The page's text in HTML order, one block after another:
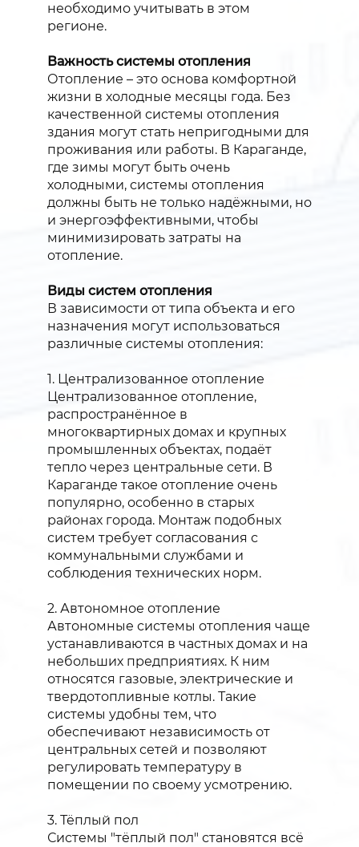
необходимо учитывать в этом
регионе.
Важность системы отопления
Отопление – это основа комфортной
жизни в холодные месяцы года. Без
качественной системы отопления
здания могут стать непригодными для
проживания или работы. В Караганде,
где зимы могут быть очень
холодными, системы отопления
должны быть не только надёжными, но
и энергоэффективными, чтобы
минимизировать затраты на
отопление.
Виды систем отопления
В зависимости от типа объекта и его
назначения могут использоваться
различные системы отопления:
1. Централизованное отопление
Централизованное отопление,
распространённое в
многоквартирных домах и крупных
промышленных объектах, подаёт
тепло через центральные сети. В
Караганде такое отопление очень
популярно, особенно в старых
районах города. Монтаж подобных
систем требует согласования с
коммунальными службами и
соблюдения технических норм.
2. Автономное отопление
Автономные системы отопления чаще
устанавливаются в частных домах и на
небольших предприятиях. К ним
относятся газовые, электрические и
твердотопливные котлы. Такие
системы удобны тем, что
обеспечивают независимость от
центральных сетей и позволяют
регулировать температуру в
помещении по своему усмотрению.
3. Тёплый пол
Системы "тёплый пол" становятся всё